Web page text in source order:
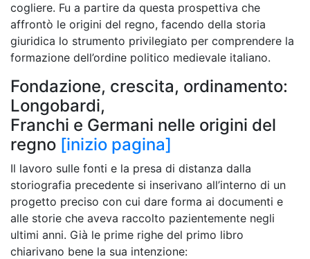
cogliere. Fu a partire da questa prospettiva che
affrontò le origini del regno, facendo della storia
giuridica lo strumento privilegiato per comprendere la
formazione dell’ordine politico medievale italiano.
Fondazione, crescita, ordinamento:
Longobardi,
Franchi e Germani nelle origini del
regno [inizio pagina]
Il lavoro sulle fonti e la presa di distanza dalla
storiografia precedente si inserivano all’interno di un
progetto preciso con cui dare forma ai documenti e
alle storie che aveva raccolto pazientemente negli
ultimi anni. Già le prime righe del primo libro
chiarivano bene la sua intenzione: